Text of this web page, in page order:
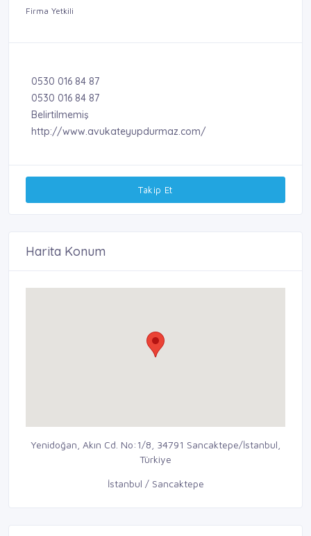
Firma Yetkili
0530 016 84 87
0530 016 84 87
Belirtilmemiş
http://www.avukateyupdurmaz.com/
Takip Et
Harita Konum
Yenidoğan, Akın Cd. No:1/8, 34791 Sancaktepe/İstanbul,
Türkiye
İstanbul / Sancaktepe